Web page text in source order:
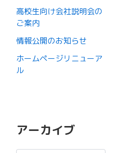
高校生向け会社説明会の
ご案内
情報公開のお知らせ
ホームページリニューア
ル
アーカイブ